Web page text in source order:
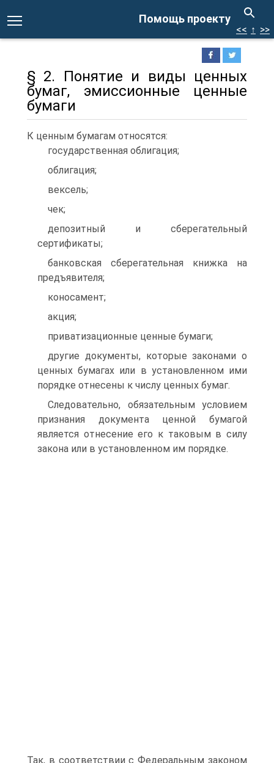
Помощь проекту
<< ↑ >>
§ 2. Понятие и виды ценных
бумаг, эмиссионные ценные
бумаги
К ценным бумагам относятся:
государственная облигация;
облигация;
вексель;
чек;
депозитный и сберегательный
сертификаты;
банковская сберегательная книжка на
предъявителя;
коносамент;
акция;
приватизационные ценные бумаги;
другие документы, которые законами о
ценных бумагах или в установленном ими
порядке отнесены к числу ценных бумаг.
Следовательно, обязательным условием
признания документа ценной бумагой
является отнесение его к таковым в силу
закона или в установленном им порядке.
Так, в соответствии с Федеральным законом